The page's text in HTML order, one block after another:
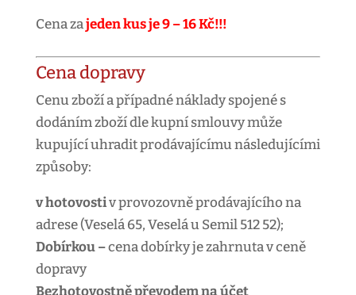
Cena zajeden kus je 9 – 16 Kč!!!
Cena dopravy
Cenu zboží a případné náklady spojené s
dodáním zboží dle kupní smlouvy může
kupující uhradit prodávajícímu následujícími
způsoby:
v hotovostiv provozovně prodávajícího na
adrese (Veselá 65, Veselá u Semil 512 52);
Dobírkou –cena dobírky je zahrnuta v ceně
dopravy
Bezhotovostně převodem na účet